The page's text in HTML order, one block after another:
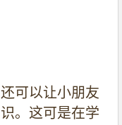
可以让小朋友
。这可是在学